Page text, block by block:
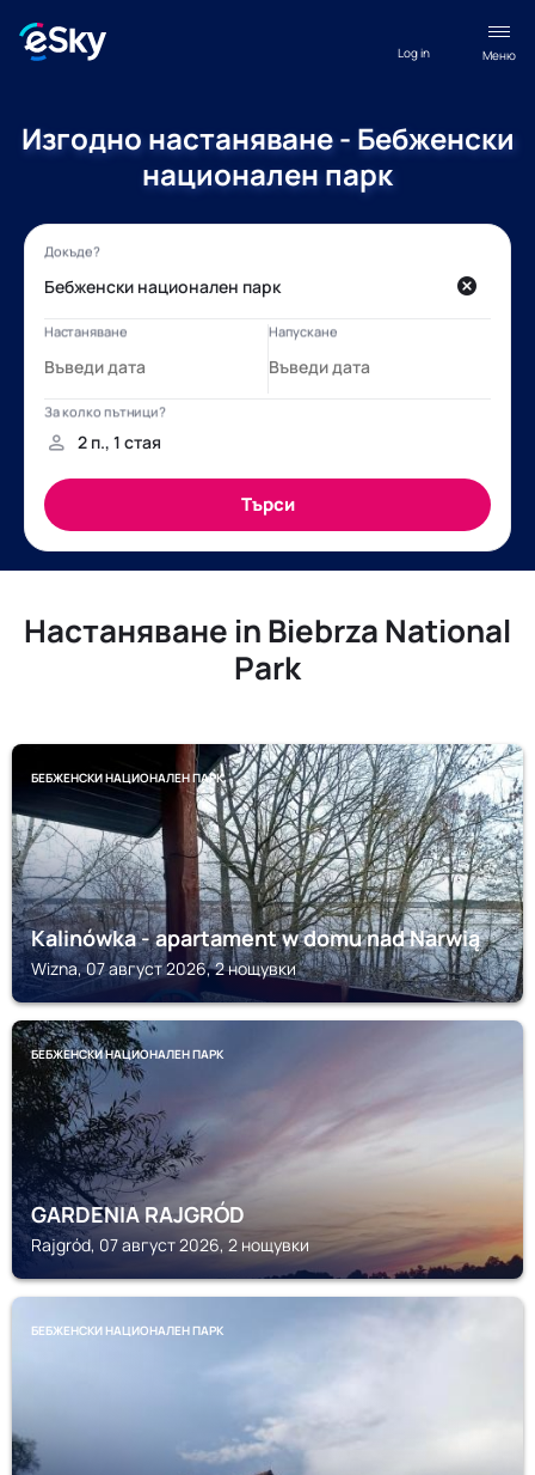
Меню
Log in
Изгодно настаняване - Бебженски
национален парк
Настаняване in Biebrza National
Park
БЕБЖЕНСКИ НАЦИОНАЛЕН ПАРК
Kalinówka - apartament w domu nad Narwią
Wizna, 07 август 2026, 2 нощувки
БЕБЖЕНСКИ НАЦИОНАЛЕН ПАРК
GARDENIA RAJGRÓD
Rajgród, 07 август 2026, 2 нощувки
БЕБЖЕНСКИ НАЦИОНАЛЕН ПАРК